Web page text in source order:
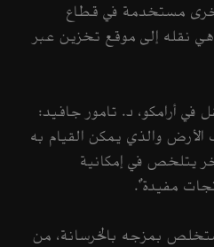
مستخدمة في قطاع
هي نقله إلى موقع تخزين عبر
أرامكو، د. تامور جافيد:
والذي يمكن القيام به
يتلخص في إمكانية
مفيدة".
بمزجه بالخرسانة، من